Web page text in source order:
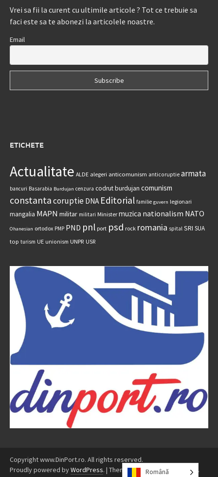
Vrei sa fii la curent cu ultimile articole ? Tot ce trebuie sa
faci este sa te abonezi la articolele noastre.
Email
ETICHETE
Actualitate ALDE alegeri anticomunism anticoruptie armata
bancuri Basarabia Burdujan cenzura codrut burdujan comunism
constantacoruptie DNA Editorial familie guvern legionari
mangalia MAPN militar militari Minister muzica nationalism NATO
Ohanesian ortodox PMP PND pnl port psd rock romania spital SRI SUA
top turism UE unionism UNPR USR
Copyright www.DinPort.ro. All rights reserved.
Proudly powered byWordPress. | Theme: Awaken byThemezHut .
Română